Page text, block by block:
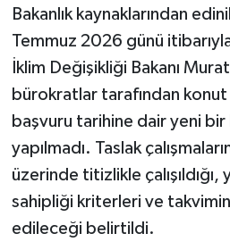
Bakanlık kaynaklarından
Temmuz 2026 günü
İklim Değişikliği Bakanı
bürokratlar tarafından
başvuru tarihine dair yeni
yapılmadı. Taslak
üzerinde titizlikle çalışıldığı,
sahipliği kriterleri ve
edileceği belirtildi.
OTOMOTİV
Resmi İlanlar
SAĞLIK
Savaştepe
SİYASET